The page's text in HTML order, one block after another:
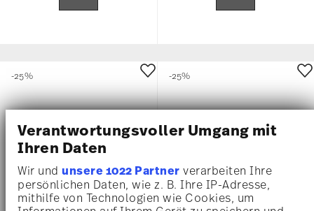
Verantwortungsvoller Umgang mit
Ihren Daten
Wir undunsere 1022 Partner verarbeiten Ihre
persönlichen Daten, wie z. B. Ihre IP-Adresse,
mithilfe von Technologien wie Cookies, um
-25% -25%